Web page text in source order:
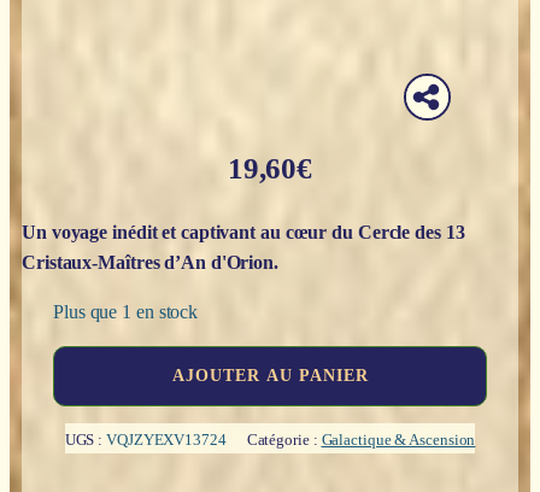
19,60€
Un voyage inédit et captivant au cœur du Cercle des 13
Cristaux-Maîtres d’An d'Orion.
Plus que 1 en stock
treize
cristaux-
AJOUTER AU PANIER
UGS :VQJZYEXV13724 Catégorie : Galactique & Ascension